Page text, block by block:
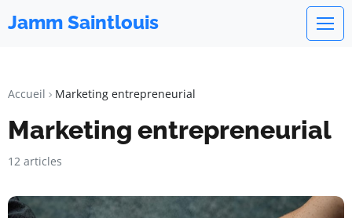
Jamm Saintlouis
Accueil Marketing entrepreneurial
Marketing entrepreneurial
12 articles